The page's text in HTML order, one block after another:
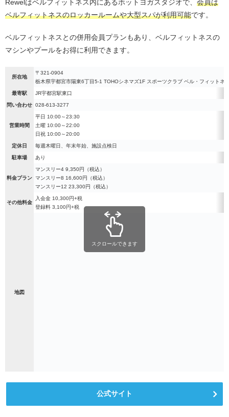
Rewelはベルフィットネス内にあるホットヨガスタジオで、 会員は
ベルフィットネスのロッカールームや大型スパが利用可能です。
ベルフィットネスとの併用会員プランもあり、ベルフィットネスの
マシンやプールをお得に利用できます。
所在地
〒321-0904
栃木県宇都宮市陽東6丁目5-1 TOHOシネマズ1F スポーツクラブ ベル・フィットネ
最寄駅 JR宇都宮駅東口
問い合わせ 028-613-3277
営業時間
平日 10:00～23:30
土曜 10:00～22:00
日祝 10:00～20:00
定休日 毎週木曜日、年末年始、施設点検日
駐車場 あり
料金プラン
マンスリー4 9,350円（税込）
マンスリー8 16,600円（税込）
マンスリー12 23,300円（税込）
その他料金
入会金 10,300円+税
登録料 3,100円+税
地図
スクロールできます
公式サイト